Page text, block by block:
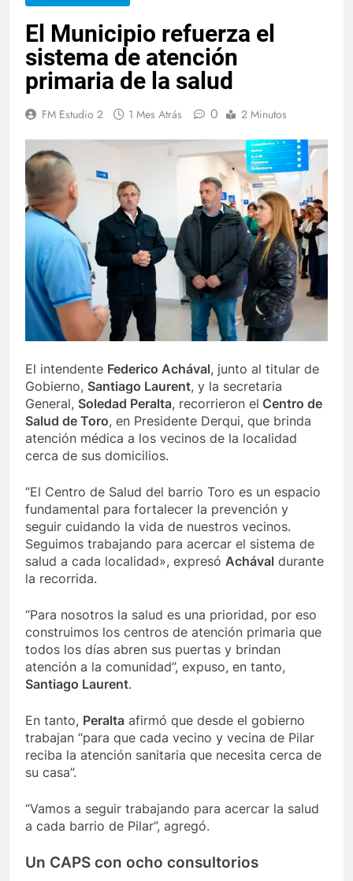
El Municipio refuerza el
sistema de atención
primaria de la salud
FM Estudio 2 1 Mes Atrás 0 2 Minutos
El intendente Federico Achával, junto al titular de
Gobierno, Santiago Laurent, y la secretaria
General, Soledad Peralta, recorrieron el Centro de
Salud de Toro, en Presidente Derqui, que brinda
atención médica a los vecinos de la localidad
cerca de sus domicilios.
“El Centro de Salud del barrio Toro es un espacio
fundamental para fortalecer la prevención y
seguir cuidando la vida de nuestros vecinos.
Seguimos trabajando para acercar el sistema de
salud a cada localidad», expresó Achával durante
la recorrida.
“Para nosotros la salud es una prioridad, por eso
construimos los centros de atención primaria que
todos los días abren sus puertas y brindan
atención a la comunidad”, expuso, en tanto,
Santiago Laurent.
En tanto, Peralta afirmó que desde el gobierno
trabajan “para que cada vecino y vecina de Pilar
reciba la atención sanitaria que necesita cerca de
su casa”.
“Vamos a seguir trabajando para acercar la salud
a cada barrio de Pilar”, agregó.
Un CAPS con ocho consultorios